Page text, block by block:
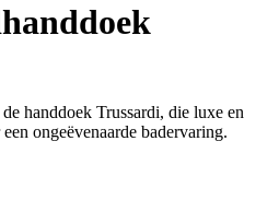
handdoek Trussardi, die luxe en
ongeëvenaarde badervaring.